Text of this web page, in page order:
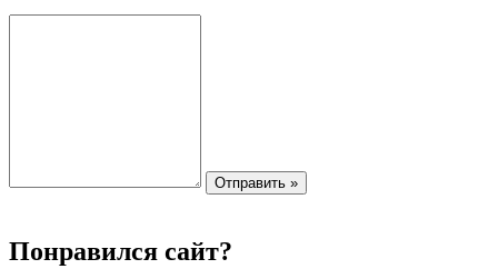
Понравился сайт?